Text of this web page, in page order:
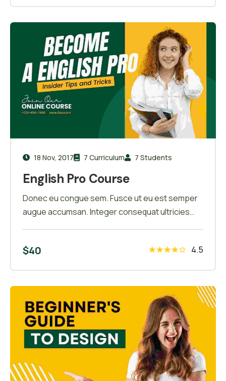
18 Nov, 2017 7 Curriculum 7 Students
English Pro Course
Donec eu congue sem. Fusce ut eu est semper
augue accumsan. Integer consequat ultricies
$40 4.5